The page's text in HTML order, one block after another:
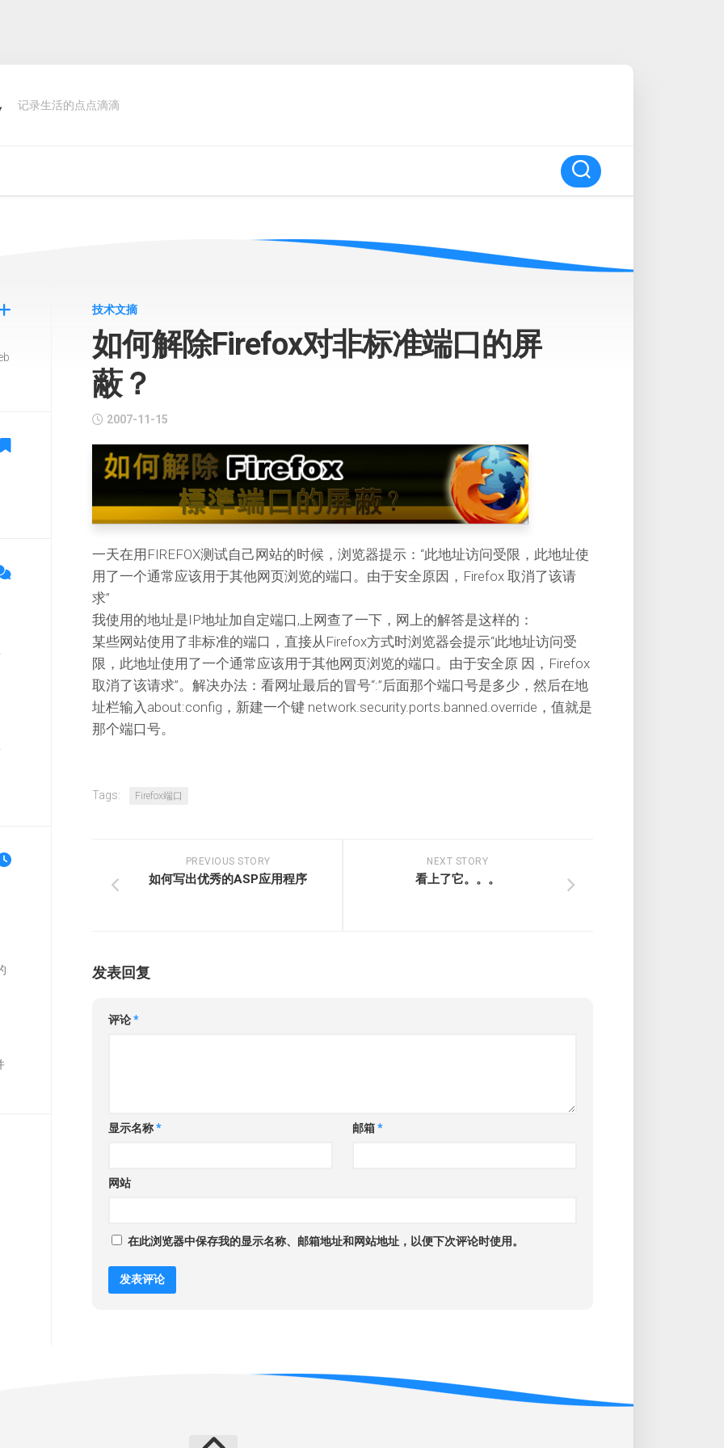
记录生活的点点滴滴
技术文摘
如何解除Firefox对非标准端口的屏
蔽？
2007-11-15
一天在用FIREFOX测试自己网站的时候，浏览器提示：“此地址访问受限，此地址使
用了一个通常应该用于其他网页浏览的端口。由于安全原因，Firefox 取消了该请
求”
我使用的地址是IP地址加自定端口,上网查了一下，网上的解答是这样的：
某些网站使用了非标准的端口，直接从Firefox方式时浏览器会提示“此地址访问受
限，此地址使用了一个通常应该用于其他网页浏览的端口。由于安全原 因，Firefox
取消了该请求”。解决办法：看网址最后的冒号“:”后面那个端口号是多少，然后在地
址栏输入about:config，新建一个键 network.security.ports.banned.override，值就是
那个端口号。
Tags: Firefox端口
NEXT STORY
看上了它。。。
PREVIOUS STORY
如何写出优秀的ASP应用程序
发表回复
评论*
显示名称* 邮箱*
网站
在此浏览器中保存我的显示名称、邮箱地址和网站地址，以便下次评论时使用。